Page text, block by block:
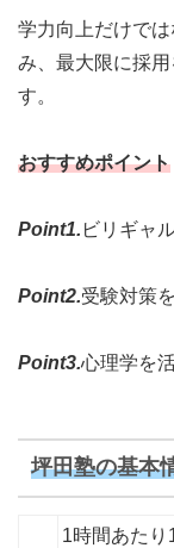
学力向上だけで
み、最大限に採
す。
おすすめポイント
Point1. ビリギャ
Point2.受験対策
Point3.心理学を
坪田塾の基本
1時間あたり